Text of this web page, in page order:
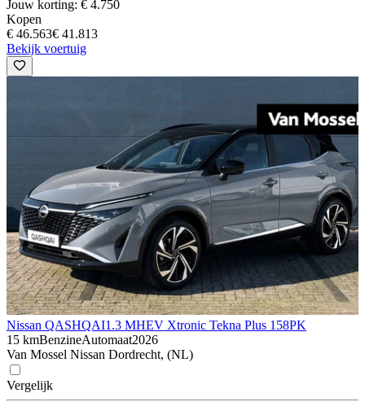
Jouw korting: € 4.750
Kopen
€ 46.563€ 41.813
Bekijk voertuig
Nissan QASHQAI1.3 MHEV Xtronic Tekna Plus 158PK
15 kmBenzineAutomaat2026
Van Mossel Nissan Dordrecht, (NL)
Vergelijk